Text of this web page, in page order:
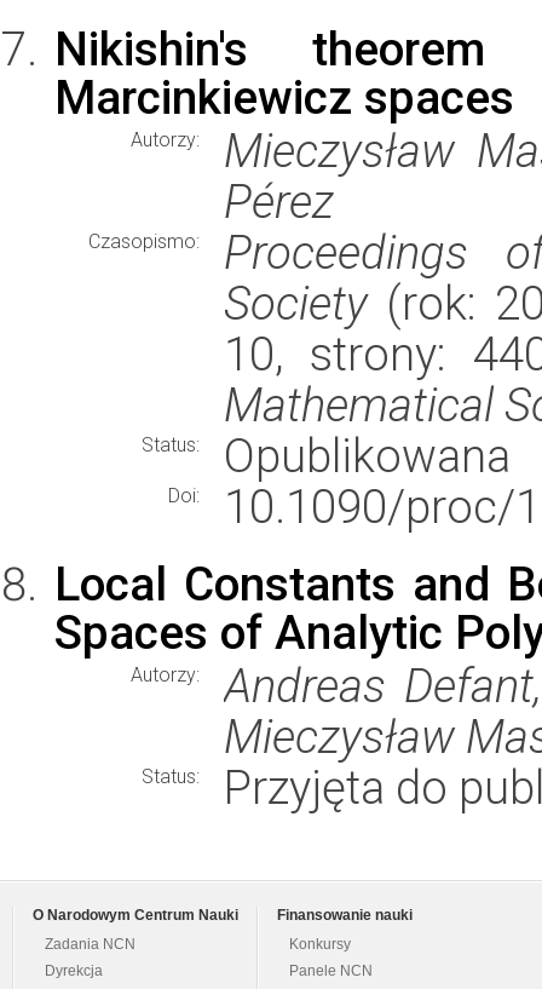
Nikishin's
Marcinkiewicz spaces
Autorzy:
Mieczysław
Pérez
Czasopismo:
Proceedings
Society(rok:
10, strony:
Mathematical
Status: Opublikowana
Doi:
10.1090/proc/
Local Constants and
Spaces of Analytic
Autorzy:
Andreas
Mieczysław
Status: Przyjęta do
O Narodowym Centrum Nauki
Zadania NCN
Dyrekcja
Finansowanie nauki
Konkursy
Panele NCN